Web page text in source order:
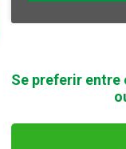
Se preferir entre